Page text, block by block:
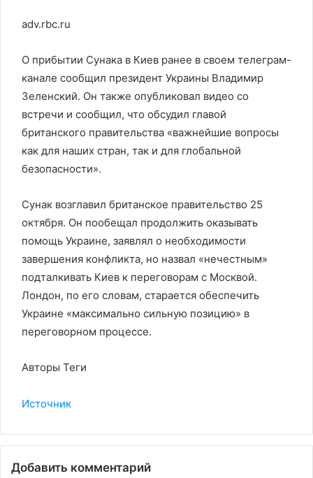
adv.rbc.ru
О прибытии Сунака в Киев ранее в своем телеграм-
канале сообщил президент Украины Владимир
Зеленский. Он также опубликовал видео со
встречи и сообщил, что обсудил главой
британского правительства «важнейшие вопросы
как для наших стран, так и для глобальной
безопасности».
Сунак возглавил британское правительство 25
октября. Он пообещал продолжить оказывать
помощь Украине, заявлял о необходимости
завершения конфликта, но назвал «нечестным»
подталкивать Киев к переговорам с Москвой.
Лондон, по его словам, старается обеспечить
Украине «максимально сильную позицию» в
переговорном процессе.
Авторы Теги
Источник
Добавить комментарий